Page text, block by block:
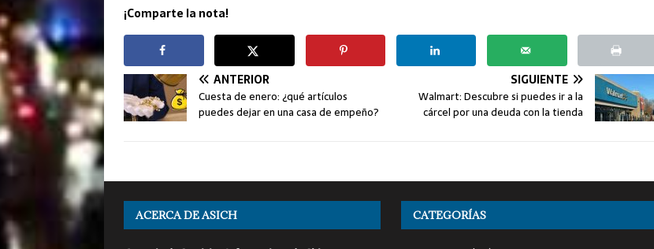
¡Comparte la nota!
ANTERIOR
Cuesta de enero: ¿qué artículos
puedes dejar en una casa de empeño?
SIGUIENTE
Walmart: Descubre si puedes ir a la
cárcel por una deuda con la tienda
ACERCA DE ASICH CATEGORÍAS